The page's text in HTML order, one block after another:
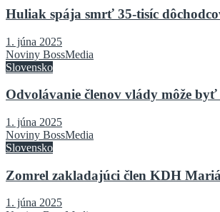
Huliak spája smrť 35-tisíc
1. júna 2025
Noviny BossMedia
Slovensko
Odvolávanie členov vlády môže
1. júna 2025
Noviny BossMedia
Slovensko
Zomrel zakladajúci člen KDH
1. júna 2025